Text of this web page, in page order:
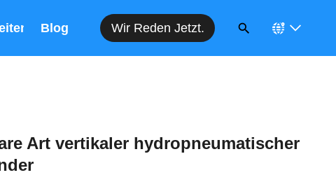
Blog Wir Reden Jetzt.
Art vertikaler hydropneumatischer